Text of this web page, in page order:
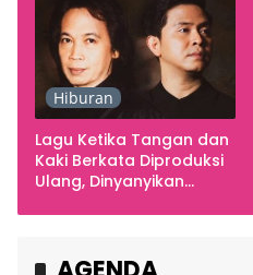
Hiburan
Lagu Ketika Tangan dan
Kaki Berkata Diproduksi
Ulang, Dinyanyikan